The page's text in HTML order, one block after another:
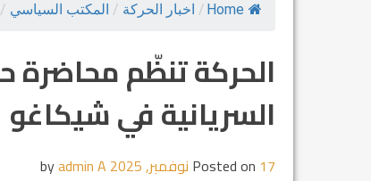
Home
/ اخبار الحركة / المكتب السياسي /
الحركة تنظّم محاضرة
السريانية في شيكاغو
Posted on 17 نوفمبر, 2025 admin A